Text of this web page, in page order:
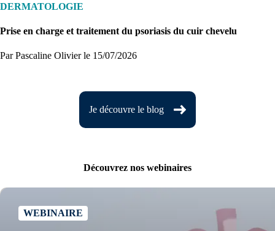
DERMATOLOGIE
Prise en charge et traitement du psoriasis du cuir chevelu
Par Pascaline Olivierle 15/07/2026
Je découvre le blog
Découvrez nos webinaires
WEBINAIRE